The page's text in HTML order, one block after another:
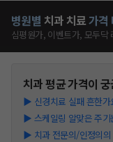
병원별 치과 치료가격
심평원가, 이벤트가, 모두닥
치과평균 가격이
▶ 신경치료 실패 흔한
▶ 스케일링 알맞은 주
▶ 치과 전문의/인정의